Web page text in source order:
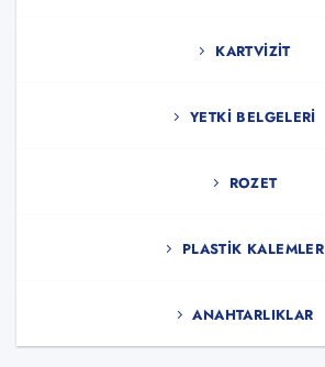
KARTVIZIT
YETKI BELGELERI
ROZET
PLASTIK KALEMLER
ANAHTARLIKLAR